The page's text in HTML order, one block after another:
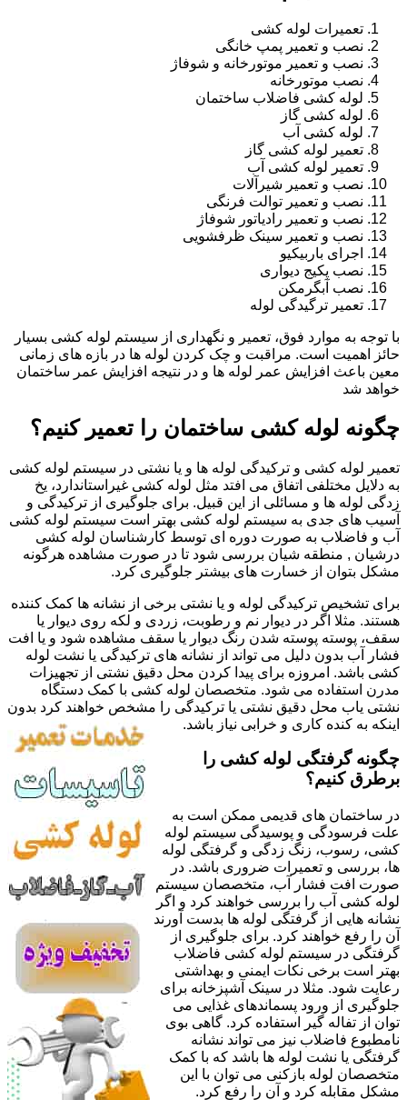
تعمیرات لوله کشی
نصب و تعمیر پمپ خانگی
نصب و تعمیر موتورخانه و شوفاژ
نصب موتورخانه
لوله کشی فاضلاب ساختمان
لوله کشی گاز
لوله کشی آب
تعمیر لوله کشی گاز
تعمیر لوله کشی آب
نصب و تعمیر شیرآلات
نصب و تعمیر توالت فرنگی
نصب و تعمیر رادیاتور شوفاژ
نصب و تعمیر سینک ظرفشویی
اجرای باربیکیو
نصب پکیج دیواری
نصب آبگرمکن
تعمیر ترگیدگی لوله
با توجه به موارد فوق، تعمیر و نگهداری از سیستم لوله کشی بسیار
حائز اهمیت است. مراقبت و چک کردن لوله ها در بازه های زمانی
معین باعث افزایش عمر لوله ها و در نتیجه افزایش عمر ساختمان
خواهد شد
چگونه لوله کشی ساختمان را تعمیر کنیم؟
تعمیر لوله کشی و ترکیدگی لوله ها و یا نشتی در سیستم لوله کشی
به دلایل مختلفی اتفاق می افتد مثل لوله کشی غیراستاندارد، یخ
زدگی لوله ها و مسائلی از این قبیل. برای جلوگیری از ترکیدگی و
آسیب های جدی به سیستم لوله کشی بهتر است سیستم لوله کشی
آب و فاضلاب به صورت دوره ای توسط کارشناسان لوله کشی
درشیان , منطقه شیان بررسی شود تا در صورت مشاهده هرگونه
مشکل بتوان از خسارت های بیشتر جلوگیری کرد.
برای تشخیص ترکیدگی لوله و یا نشتی برخی از نشانه ها کمک کننده
هستند. مثلا اگر در دیوار نم و رطوبت، زردی و لکه روی دیوار یا
سقف، پوسته پوسته شدن رنگ دیوار یا سقف مشاهده شود و یا افت
فشار آب بدون دلیل می تواند از نشانه های ترکیدگی یا نشت لوله
کشی باشد. امروزه برای پیدا کردن محل دقیق نشتی از تجهیزات
مدرن استفاده می شود. متخصصان لوله کشی با کمک دستگاه
نشتی یاب محل دقیق نشتی یا ترکیدگی را مشخص خواهند کرد بدون
اینکه به کنده کاری و خرابی نیاز باشد.
چگونه گرفتگی لوله کشی را
برطرق کنیم؟
در ساختمان های قدیمی ممکن است به
علت فرسودگی و پوسیدگی سیستم لوله
کشی، رسوب، زنگ زدگی و گرفتگی لوله
ها، بررسی و تعمیرات ضروری باشد. در
صورت افت فشار آب، متخصصان سیستم
لوله کشی آب را بررسی خواهند کرد و اگر
نشانه هایی از گرفتگی لوله ها بدست آورند
آن را رفع خواهند کرد. برای جلوگیری از
گرفتگی در سیستم لوله کشی فاضلاب
بهتر است برخی نکات ایمنی و بهداشتی
رعایت شود. مثلا در سینک آشپزخانه برای
جلوگیری از ورود پسماندهای غذایی می
توان از تفاله گیر استفاده کرد. گاهی بوی
نامطبوع فاضلاب نیز می تواند نشانه
گرفتگی یا نشت لوله ها باشد که با کمک
متخصصان لوله بازکنی می توان با این
مشکل مقابله کرد و آن را رفع کرد.